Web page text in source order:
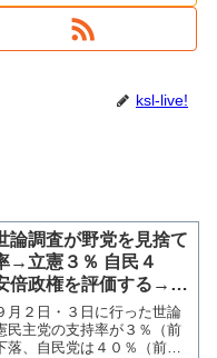
ksl-live!
論調査が野党を見捨て
→立憲３％ 自民４
倍政権を評価する→７
の首相にふさわしいの
ん３８％でトップ」
月２日・３日に行った世論
民主党の支持率が３％（前
落、自民党は４０％（前回